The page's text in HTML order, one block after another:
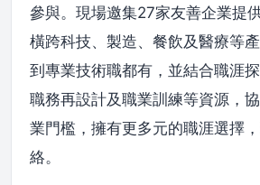
參與。現場邀集27家友善企業提
橫跨科技、製造、餐飲及醫療等
到專業技術職都有，並結合職涯探
職務再設計及職業訓練等資源，
業門檻，擁有更多元的職涯選擇
絡。